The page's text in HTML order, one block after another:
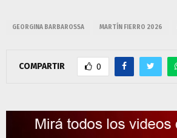
GEORGINA BARBAROSSA MARTÍN FIERRO 2026
COMPARTIR 0